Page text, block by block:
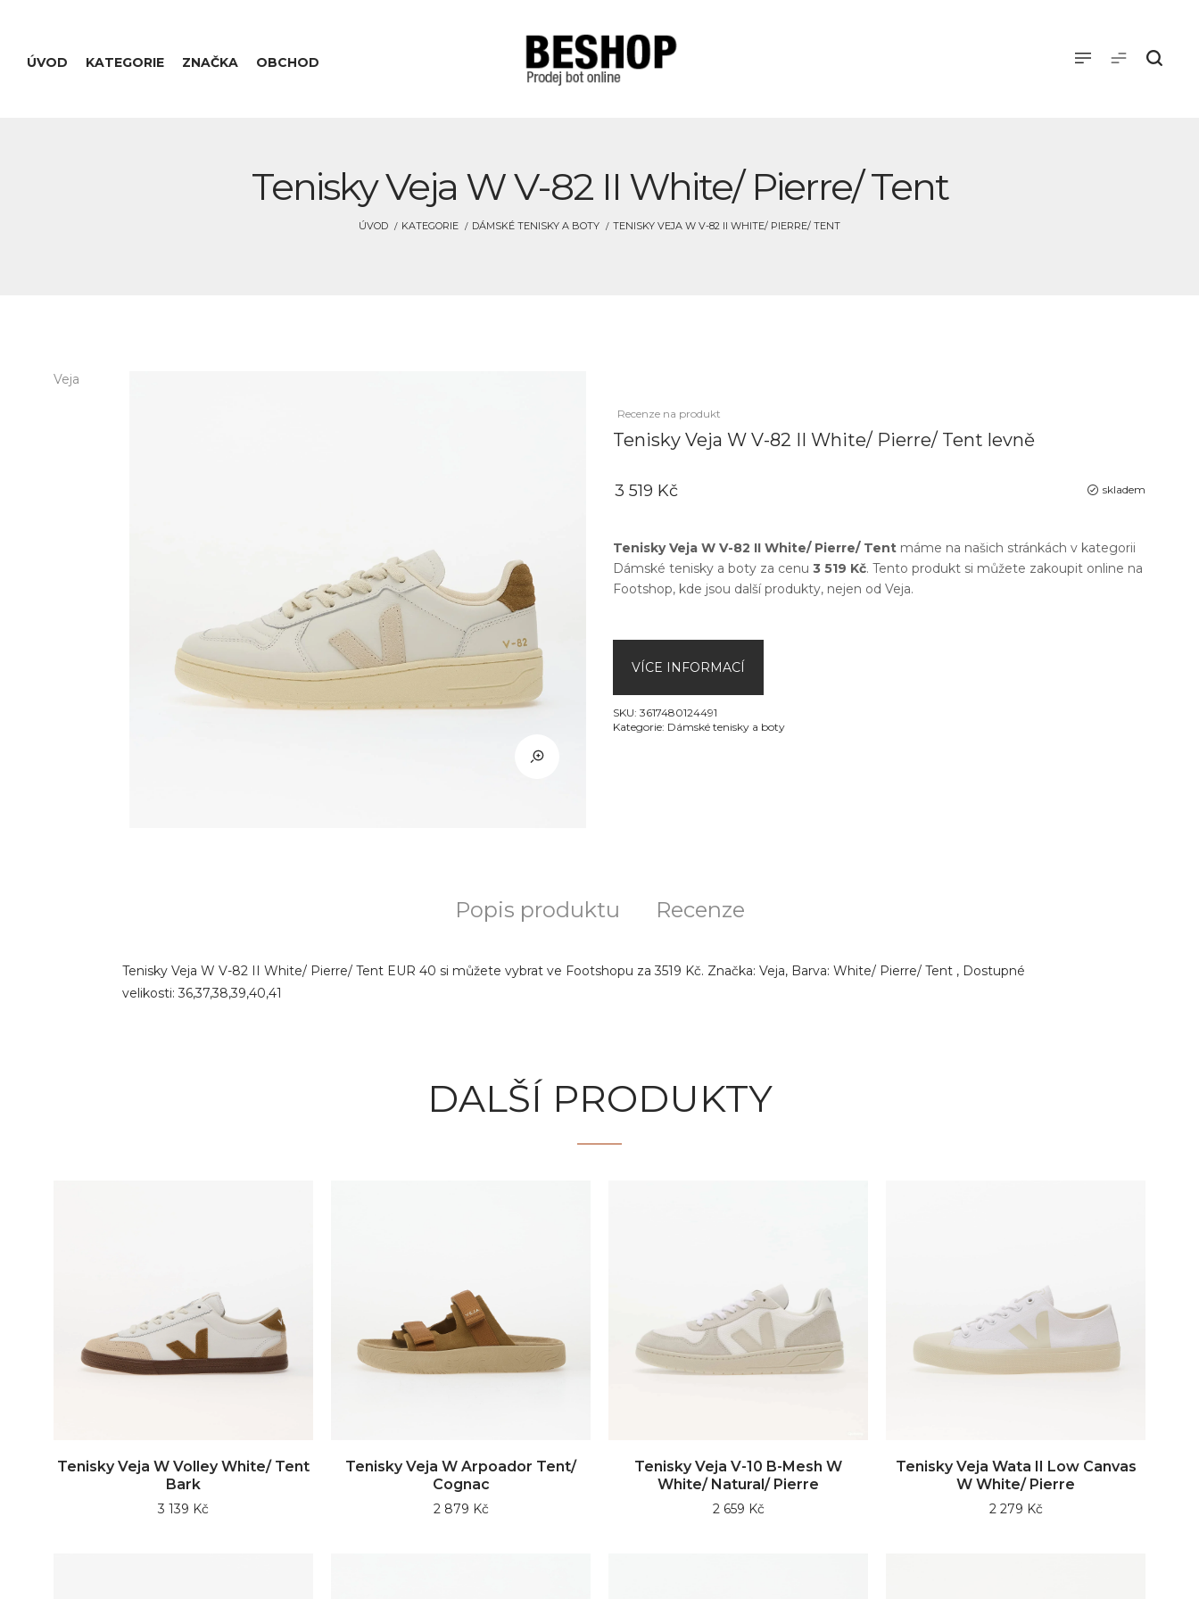
ÚVOD KATEGORIE ZNAČKA OBCHOD
Tenisky Veja W V-82 II White/ Pierre/ Tent
ÚVOD KATEGORIE DÁMSKÉ TENISKY A BOTY TENISKY VEJA W V-82 II WHITE/ PIERRE/ TENT
Veja
Recenze na produkt
Tenisky Veja W V-82 II White/ Pierre/ Tent levně
skladem
3 519 Kč
Tenisky Veja W V-82 II White/ Pierre/ Tent máme na našich stránkách v kategorii
Dámské tenisky a boty za cenu 3 519 Kč. Tento produkt si můžete zakoupit online na
Footshop, kde jsou další produkty, nejen od Veja.
VÍCE INFORMACÍ
SKU: 3617480124491
Kategorie: Dámské tenisky a boty
Popis produktu Recenze
Tenisky Veja W V-82 II White/ Pierre/ Tent EUR 40 si můžete vybrat ve Footshopu za 3519 Kč. Značka: Veja, Barva: White/ Pierre/ Tent , Dostupné
velikosti: 36,37,38,39,40,41
DALŠÍ PRODUKTY
Tenisky Veja W Volley White/ Tent
Bark
3 139 Kč
Tenisky Veja W Arpoador Tent/
Cognac
2 879 Kč
Tenisky Veja V-10 B-Mesh W
White/ Natural/ Pierre
2 659 Kč
Tenisky Veja Wata II Low Canvas
W White/ Pierre
2 279 Kč